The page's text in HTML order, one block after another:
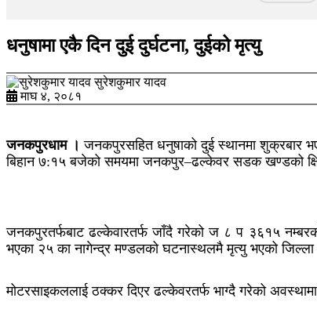
धनुषामा एकै दिन दुई दुर्घटना, दुईको मृत्यु
सुरेशकुमार यादव
माघ ४, २०८१
जनकपुरधाम । जनकपुरसहित धनुषाको दुई स्थानमा शुक्रबार
बिहान ७:१५ बजेको समयमा जनकपुर–ढल्केवर सडक खण्डको
जनकपुरतर्फबाट ढल्केवारतर्फ जाँदै गरेको ज ८ प ३६१५
भएका २५ का नागेन्द्र मण्डलको घटनास्थलमै मृत्यु भएको जिल्ला
मोटरसाइकललाई ठक्कर दिएर ढल्केवरतर्फ भाग्दै गरेको